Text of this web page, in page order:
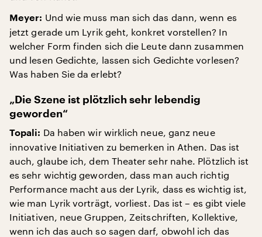
Meyer: Und wie muss man sich das dann, wenn es
jetzt gerade um Lyrik geht, konkret vorstellen? In
welcher Form finden sich die Leute dann zusammen
und lesen Gedichte, lassen sich Gedichte vorlesen?
Was haben Sie da erlebt?
„Die Szene ist plötzlich sehr lebendig
geworden“
Topali: Da haben wir wirklich neue, ganz neue
innovative Initiativen zu bemerken in Athen. Das ist
auch, glaube ich, dem Theater sehr nahe. Plötzlich ist
es sehr wichtig geworden, dass man auch richtig
Performance macht aus der Lyrik, dass es wichtig ist,
wie man Lyrik vorträgt, vorliest. Das ist – es gibt viele
Initiativen, neue Gruppen, Zeitschriften, Kollektive,
wenn ich das auch so sagen darf, obwohl ich das